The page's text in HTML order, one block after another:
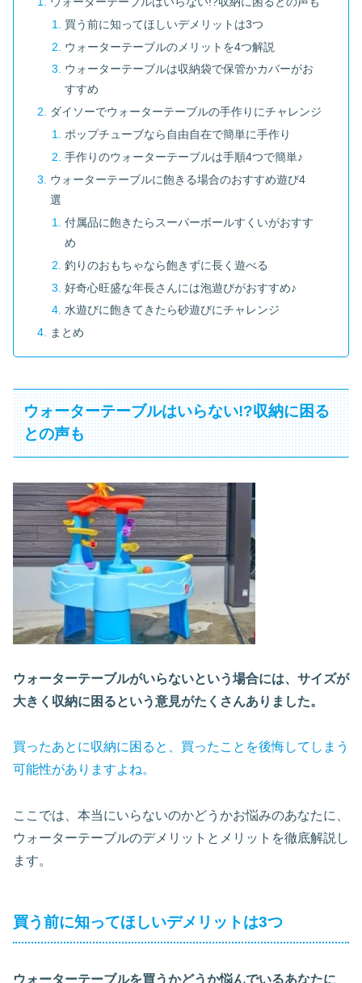
買う前に知ってほしいデメリットは3つ
ウォーターテーブルのメリットを4つ解説
ウォーターテーブルは収納袋で保管かカバーがお
すすめ
ダイソーでウォーターテーブルの手作りにチャレンジ
ポップチューブなら自由自在で簡単に手作り
手作りのウォーターテーブルは手順4つで簡単♪
ウォーターテーブルに飽きる場合のおすすめ遊び4
選
付属品に飽きたらスーパーボールすくいがおすす
め
釣りのおもちゃなら飽きずに長く遊べる
好奇心旺盛な年長さんには泡遊びがおすすめ♪
水遊びに飽きてきたら砂遊びにチャレンジ
まとめ
ウォーターテーブルはいらない!?収納に困る
との声も
ウォーターテーブルがいらないという場合には、サイズが
大きく収納に困るという意見がたくさんありました。
買ったあとに収納に困ると、買ったことを後悔してしまう
可能性がありますよね。
ここでは、本当にいらないのかどうかお悩みのあなたに、
ウォーターテーブルのデメリットとメリットを徹底解説し
ます。
買う前に知ってほしいデメリットは3つ
ウォーターテーブルを買うかどうか悩んでいるあなたに